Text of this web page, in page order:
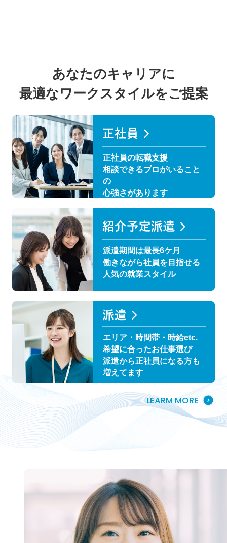
あなたのキャリアに
最適なワークスタイルをご提案
正社員の転職支援
相談できるプロがいること
の
心強さがあります
派遣期間は最長6ケ月
働きながら社員を目指せる
人気の就業スタイル
エリア・時間帯・時給etc.
希望に合ったお仕事選び
派遣から正社員になる方も
増えてます
LEARM MORE